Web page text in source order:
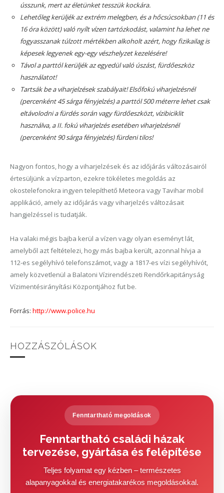
ússzunk, mert az életünket tesszük kockára.
Lehetőleg kerüljék az extrém melegben, és a hőcsúcsokban (11 és
16 óra között) való nyílt vízen tartózkodást, valamint ha lehet ne
fogyasszanak túlzott mértékben alkoholt azért, hogy fizikailag is
képesek legyenek egy-egy vészhelyzet kezelésére!
Távol a parttól kerüljék az egyedül való úszást, fürdőeszköz
használatot!
Tartsák be a viharjelzések szabályait!Elsőfokú viharjelzésnél
(percenként 45 sárga fényjelzés) a parttól 500 méterre lehet csak
eltávolodni a fürdés során vagy fürdőeszközt, vízibiciklit
használva, a II. fokú viharjelzés esetében viharjelzésnél
(percenként 90 sárga fényjelzés) fürdeni tilos!
Nagyon fontos, hogy a viharjelzések és az időjárás változásairól
értesüljünk a vízparton, ezekre tökéletes megoldás az
okostelefonokra ingyen telepíthető Meteora vagy Tavihar mobil
applikáció, amely az időjárás vagy viharjelzés változásait
hangjelzéssel is tudatják.
Ha valaki mégis bajba kerül a vízen vagy olyan eseményt lát,
amelyből azt feltételezi, hogy más bajba került, azonnal hívja a
112-es segélyhívó telefonszámot, vagy a 1817-es vízi segélyhívót,
amely közvetlenül a Balatoni Vízirendészeti Rendőrkapitányság
Vízimentésirányítási Központjához fut be.
Forrás: http://www.police.hu
HOZZÁSZÓLÁSOK
Fenntartható megoldások
Fenntartható családi házak
tervezése, gyártása és felépítése
Teljes folyamat egy kézben – természetes
alapanyagokkal és energiatakarékos megoldásokkal.